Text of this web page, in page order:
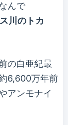
んで
川のトカ
の白亜紀最
6,600万年前
アンモナイ